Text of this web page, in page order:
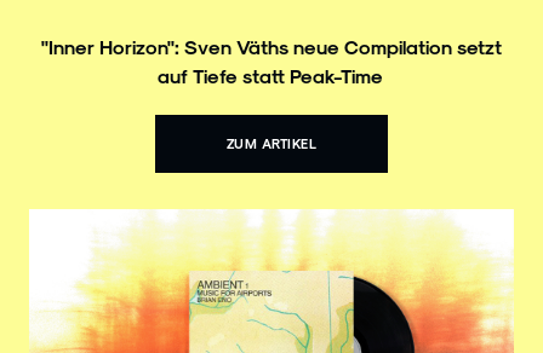
"Inner Horizon": Sven Väths neue Compilation setzt
auf Tiefe statt Peak-Time
ZUM ARTIKEL